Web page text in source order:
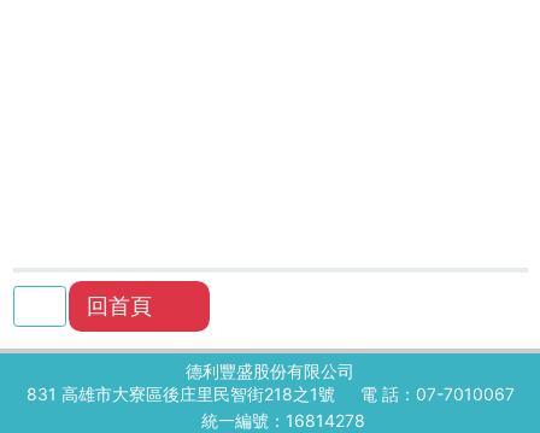
回首頁
德利豐盛股份有限公司
831 高雄市大寮區後庄里民智街218之1號
電 話：07-7010067
統一編號：16814278